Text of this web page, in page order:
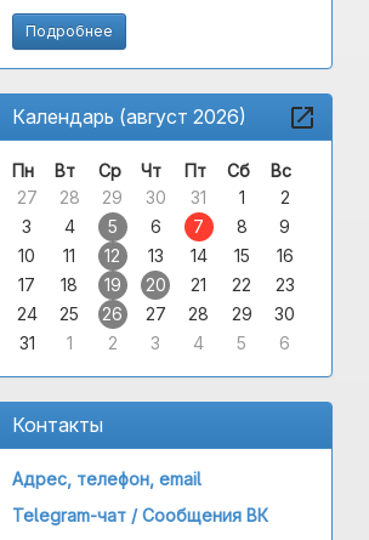
Подробнее
Календарь (август 2026)
Пн Вт Ср Чт Пт Сб
Вс
27
28 29 30 31 1
2
3
4 5 6 7 8
9
10
11 12 13 14 15
16
17
18 19 20 21 22
23
24
25 26 27 28 29
30
31
1 2 3 4 5 6
Контакты
Адрес, телефон, email
Telegram-чат /Сообщения ВК